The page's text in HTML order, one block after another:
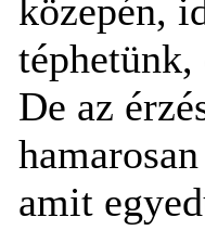
közepén,
De az
amit